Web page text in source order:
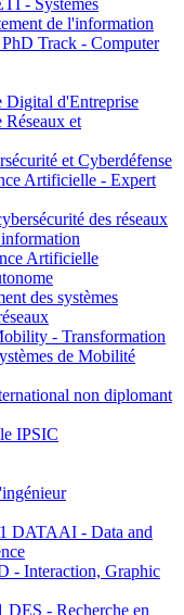
- Systèmes
de l'information
Track - Computer
d'Entreprise
et
et Cyberdéfense
Artificielle - Expert
des réseaux
Artificielle
des systèmes
- Transformation
de Mobilité
non diplomant
IPSIC
DATAAI - Data and
- Interaction, Graphic
- Recherche en